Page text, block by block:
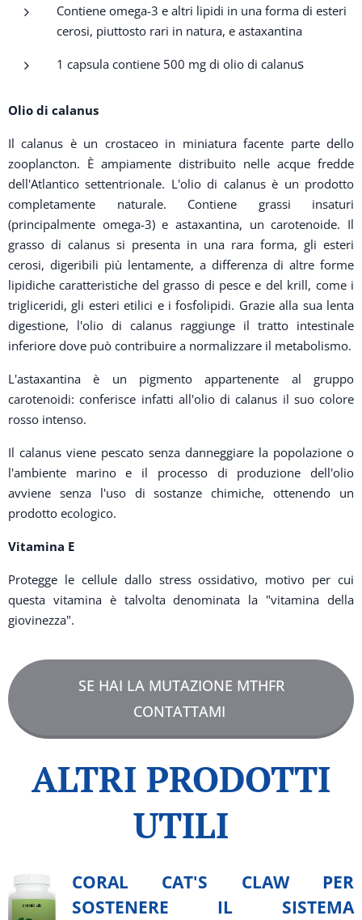
Contiene omega-3 e altri lipidi in una forma di esteri
cerosi, piuttosto rari in natura, e astaxantina
1 capsula contiene 500 mg di olio di calanus
Olio di calanus
Il calanus è un crostaceo in miniatura facente parte dello
zooplancton. È ampiamente distribuito nelle acque fredde
dell'Atlantico settentrionale. L'olio di calanus è un prodotto
completamente naturale. Contiene grassi insaturi
(principalmente omega-3) e astaxantina, un carotenoide. Il
grasso di calanus si presenta in una rara forma, gli esteri
cerosi, digeribili più lentamente, a differenza di altre forme
lipidiche caratteristiche del grasso di pesce e del krill, come i
trigliceridi, gli esteri etilici e i fosfolipidi. Grazie alla sua lenta
digestione, l'olio di calanus raggiunge il tratto intestinale
inferiore dove può contribuire a normalizzare il metabolismo.
L'astaxantina è un pigmento appartenente al gruppo
carotenoidi: conferisce infatti all'olio di calanus il suo colore
rosso intenso.
Il calanus viene pescato senza danneggiare la popolazione o
l'ambiente marino e il processo di produzione dell'olio
avviene senza l'uso di sostanze chimiche, ottenendo un
prodotto ecologico.
Vitamina E
Protegge le cellule dallo stress ossidativo, motivo per cui
questa vitamina è talvolta denominata la "vitamina della
giovinezza".
SE HAI LA MUTAZIONE MTHFR
CONTATTAMI
ALTRI PRODOTTI
UTILI
CORAL CAT'S CLAW PER
SOSTENERE IL SISTEMA